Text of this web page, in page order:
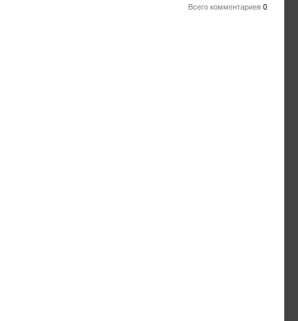
Всего комментариев 0